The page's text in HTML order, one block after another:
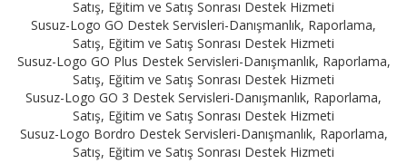
Satış, Eğitim ve Satış Sonrası Destek Hizmeti
Susuz-Logo GO Destek Servisleri-Danışmanlık, Raporlama,
Satış, Eğitim ve Satış Sonrası Destek Hizmeti
Susuz-Logo GO Plus Destek Servisleri-Danışmanlık, Raporlama,
Satış, Eğitim ve Satış Sonrası Destek Hizmeti
Susuz-Logo GO 3 Destek Servisleri-Danışmanlık, Raporlama,
Satış, Eğitim ve Satış Sonrası Destek Hizmeti
Susuz-Logo Bordro Destek Servisleri-Danışmanlık, Raporlama,
Satış, Eğitim ve Satış Sonrası Destek Hizmeti